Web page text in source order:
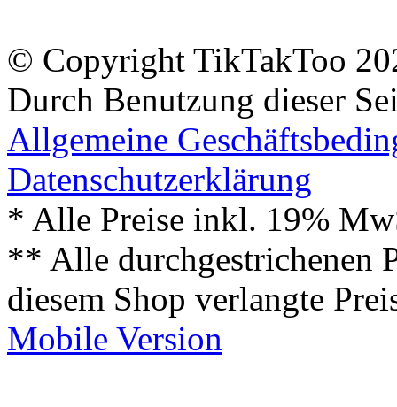
© Copyright TikTakToo
Durch Benutzung dieser
Allgemeine
Datenschutzerklärung
* Alle Preise inkl. 19%
** Alle durchgestrichenen
diesem Shop verlangte
Mobile Version